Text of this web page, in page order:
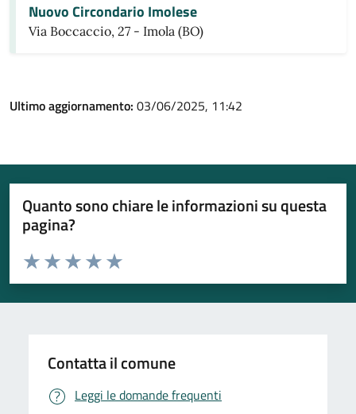
Nuovo Circondario Imolese
Via Boccaccio, 27 - Imola (BO)
Ultimo aggiornamento: 03/06/2025, 11:42
Quanto sono chiare le informazioni su questa
pagina?
Valuta da 1 a 5 stelle la pagina
Valuta 5 stelle su 5
Valuta 4 stelle su 5
Valuta 3 stelle su 5
Valuta 2 stelle su 5
Valuta 1 stelle su 5
Contatta il comune
Leggi le domande frequenti